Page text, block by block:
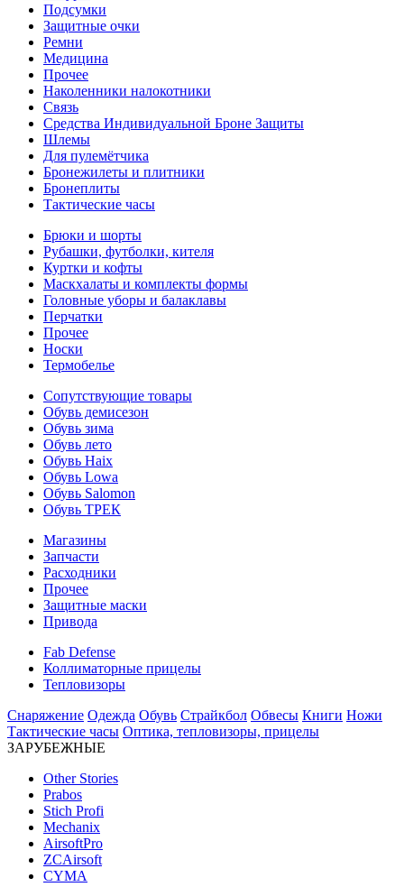
Подсумки
Защитные очки
Ремни
Медицина
Прочее
Наколенники налокотники
Связь
Средства Индивидуальной Броне Защиты
Шлемы
Для пулемётчика
Бронежилеты и плитники
Бронеплиты
Тактические часы
Брюки и шорты
Рубашки, футболки, кителя
Куртки и кофты
Маскхалаты и комплекты формы
Головные уборы и балаклавы
Перчатки
Прочее
Носки
Термобелье
Сопутствующие товары
Обувь демисезон
Обувь зима
Обувь лето
Обувь Haix
Обувь Lowa
Обувь Salomon
Обувь ТРЕК
Магазины
Запчасти
Расходники
Прочее
Защитные маски
Привода
Fab Defense
Коллиматорные прицелы
Тепловизоры
Снаряжение Одежда Обувь Страйкбол Обвесы Книги Ножи
Тактические часы Оптика, тепловизоры, прицелы
ЗАРУБЕЖНЫЕ
Other Stories
Prabos
Stich Profi
Mechanix
AirsoftPro
ZCAirsoft
CYMA